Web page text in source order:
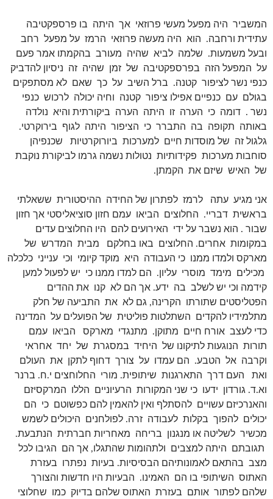
המשביר היה מפעל מעשי פרוזאי אך היתה בו פרספקטיבה
עתידית ורחבה. הוא היה מעשה פרוזאי הרמז על מפעל רחב
ובעל משמעות. שלמה לביא שהיה מעורב בהקמתו אמר פעם
על המפעל הזה בפרספקטיבה של זמן שהיה זה ניסיון להדביק
כנפי נשר לציפור קטנה. ברל השיב על כך שאם לא מסתפקים
בגולם עם כנפיים אפילו ציפור קטנה וחיה יכולה לרכוש כנפי
נשר . דומה כי הערה זו היתה הערה ביקורתית והיא נולדה
באותה תקופה בה התברר כי הציפור היתה לגוף בירוקרטי.
גלגול זה של מוסדות חיים למערכות ביורוקרטיות שכנפיהן
סוחבות מערכות פקידותיות נטולות נשמה גרמו לביקורת נוקבת
של האיש שיזם את הקמתן.
אני מגיע עתה לרמז לפתרון של החידה ההיסטורית ששאלתי
בראשית דבריי. החלוצים הביאו עמם חזון סוציאליסטי אך חזון
שבור . הוא נשבר על ידי האירועים להם היו החלוצים עדים
במקומות אחרים. החלוצים באו בחלקם מבית המדרש של
מארקס ולמדו ממנו כי העבודה היא מוקד קיומי וכי ענייני כלכלה
מכילים מימד מוסרי עליון. הם למדו ממנו כי יש לפעול למען
קידמה וכי יש לשלב בה ידע. אך הם לא קנו את ההדים
הפטליסטים שתורתו הקרינה, גם לא את התביעה של חלק
מתלמידיו להקדים השתלטות פוליטית של הפועלים על המדינה
כדי לעצב אורח חיים מתוקן. מתנגדי מארקס הביאו עמם
תורות הנוגעות לתיקונו של היחיד במסגרת של יחד אחראי
וקרבה אל הטבע. הם עמדו על צורך דחוף לתקן את העולם
ואת העם דרך התארגנות שיתופית. מורי החלוחצים י.ח. ברנר
וא.ד. גורדון ידעו כי שני המקורות הרעיוניים הללו המרקסיזם
והאנרכיזם עשויים להסתלף ואין להאמין להם כפשוטם כי הם
יכולים להפוך בקלות לעבודה זרה. לפולחנים היכולים לשמש
מכשיר לשליטה או מנגנון בריחה מאחריות חברתית הנתבעת.
תגובתם היתה למצבים ולתהומות שהתגלו, אך הם הגיבו לכל
מצב בהתאם לאמונותיהם הבסיסיות. בעיות נפתרו בעזרת
האתוס השיתופי בו הם האמינו. הבעיות היו חדשות והצורך
שלהם לפתור אותם בעזרת האתוס שלהם בדיוק כמו שחלוצי